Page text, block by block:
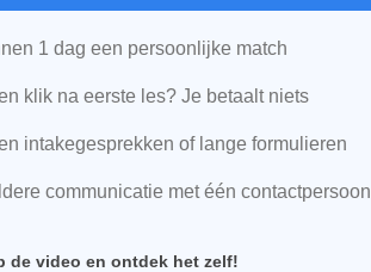
1 dag een persoonlijke match
klik na eerste les? Je betaalt niets
intakegesprekken of lange formulieren
communicatie met één contactpersoon
de video en ontdek het zelf!